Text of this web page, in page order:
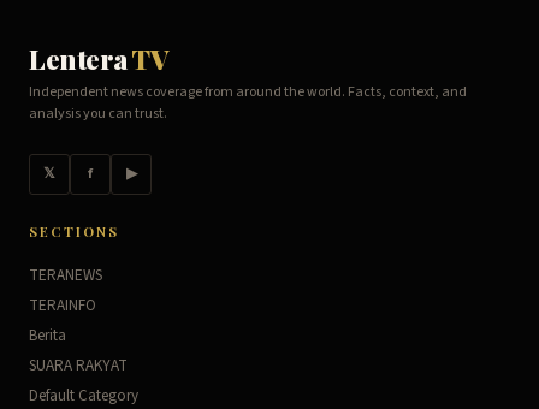
LenteraTV
Independent news coverage from around the world. Facts, context, and
analysis you can trust.
𝕏 f ▶
SECTIONS
TERANEWS
TERAINFO
Berita
SUARA RAKYAT
Default Category